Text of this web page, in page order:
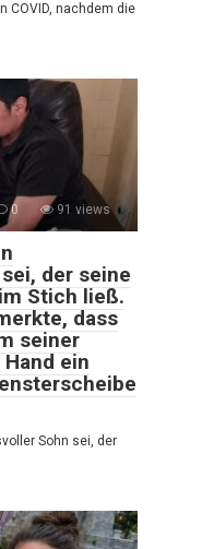
COVID, nachdem die
0 91 views
der seine
Stich ließ.
dass
seiner
ein
Sohn sei, der